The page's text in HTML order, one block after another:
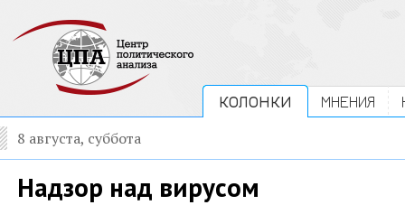
КОЛОНКИ МНЕНИЯ
8 августа, суббота
Надзор над вирусом